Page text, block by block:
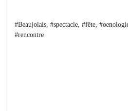
#Beaujolais, #spectacle, #fête,
#rencontre